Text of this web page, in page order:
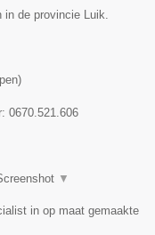
de provincie Luik.
)
0670.521.606
▼
in op maat gemaakte